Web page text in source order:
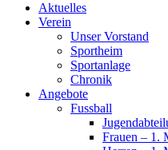
Aktuelles
Verein
Unser Vorstand
Sportheim
Sportanlage
Chronik
Angebote
Fussball
Frauen – 1.